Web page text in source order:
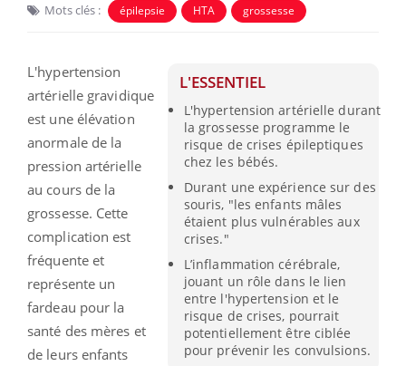
Mots clés : épilepsie HTA grossesse
L'ESSENTIEL
L'hypertension artérielle durant
la grossesse programme le
risque de crises épileptiques
chez les bébés.
Durant une expérience sur des
souris, "les enfants mâles
étaient plus vulnérables aux
crises."
L’inflammation cérébrale,
jouant un rôle dans le lien
entre l'hypertension et le
risque de crises, pourrait
potentiellement être ciblée
pour prévenir les convulsions.
L'hypertension
artérielle gravidique
est une élévation
anormale de la
pression artérielle
au cours de la
grossesse. Cette
complication est
fréquente et
représente un
fardeau pour la
santé des mères et
de leurs enfants